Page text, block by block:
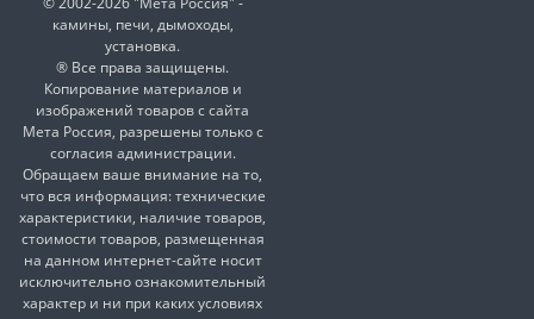
камины, печи, дымоходы,
установка.
® Все права защищены.
Копирование материалов и
изображений товаров с сайта
Мета Россия, разрешены только с
согласия администрации.
Обращаем ваше внимание на то,
что вся информация: технические
характеристики, наличие товаров,
стоимости товаров, размещенная
на данном интернет-сайте носит
исключительно ознакомительный
характер и ни при каких условиях